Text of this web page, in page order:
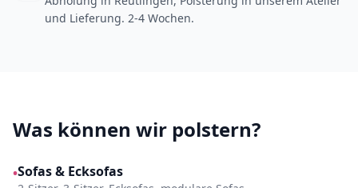
und Lieferung. 2-4 Wochen.
Was können wir polstern?
•Sofas & Ecksofas